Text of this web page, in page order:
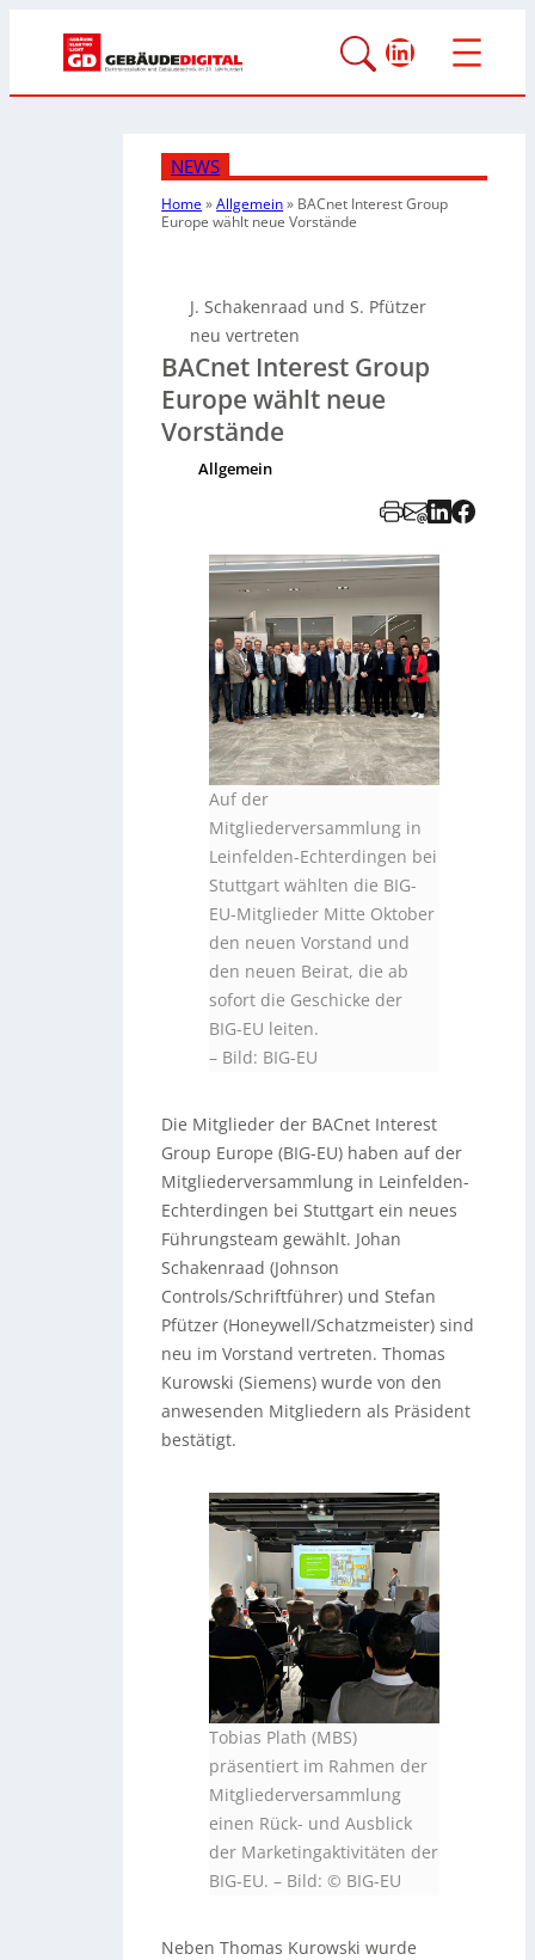
LinkedIn
NEWS
Home»Allgemein» BACnet Interest Group
Europe wählt neue Vorstände
J. Schakenraad und S. Pfützer
neu vertreten
BACnet Interest Group
Europe wählt neue
Vorstände
Allgemein
Auf der
Mitgliederversammlung in
Leinfelden-Echterdingen bei
Stuttgart wählten die BIG-
EU-Mitglieder Mitte Oktober
den neuen Vorstand und
den neuen Beirat, die ab
sofort die Geschicke der
BIG-EU leiten.
– Bild: BIG-EU
Die Mitglieder der BACnet Interest
Group Europe (BIG-EU) haben auf der
Mitgliederversammlung in Leinfelden-
Echterdingen bei Stuttgart ein neues
Führungsteam gewählt. Johan
Schakenraad (Johnson
Controls/Schriftführer) und Stefan
Pfützer (Honeywell/Schatzmeister) sind
neu im Vorstand vertreten. Thomas
Kurowski (Siemens) wurde von den
anwesenden Mitgliedern als Präsident
bestätigt.
Tobias Plath (MBS)
präsentiert im Rahmen der
Mitgliederversammlung
einen Rück- und Ausblick
der Marketingaktivitäten der
BIG-EU. – Bild: © BIG-EU
Neben Thomas Kurowski wurde